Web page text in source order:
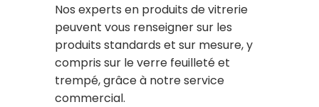
Nos experts en produits de vitrerie
peuvent vous renseigner sur les
produits standards et sur mesure, y
compris sur le verre feuilleté et
trempé, grâce à notre service
commercial.